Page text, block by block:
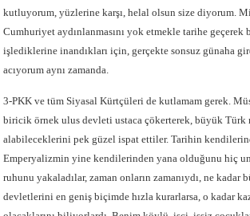
kutluyorum, yüzlerine karşı, helal olsun size diyorum.
Cumhuriyet aydınlanmasını yok etmekle tarihe geçerek
işlediklerine inandıkları için, gerçekte sonsuz günaha
acıyorum aynı zamanda.
3-PKK ve tüm Siyasal Kürtçüleri de kutlamam gerek.
biricik örnek ulus devleti ustaca çökerterek, büyük Türk
alabileceklerini pek güzel ispat ettiler. Tarihin
Emperyalizmin yine kendilerinden yana olduğunu hiç
ruhunu yakaladılar, zaman onların zamanıydı, ne kadar
devletlerini en geniş biçimde hızla kurarlarsa, o kadar